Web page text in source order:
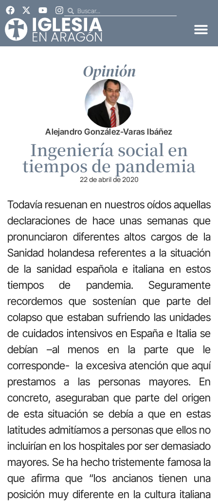
Opinión
Alejandro González-Varas Ibáñez
Ingeniería social en
tiempos de pandemia
22 de abril de 2020
Todavía resuenan en nuestros oídos aquellas
declaraciones de hace unas semanas que
pronunciaron diferentes altos cargos de la
Sanidad holandesa referentes a la situación
de la sanidad española e italiana en estos
tiempos de pandemia. Seguramente
recordemos que sostenían que parte del
colapso que estaban sufriendo las unidades
de cuidados intensivos en España e Italia se
debían –al menos en la parte que le
corresponde- la excesiva atención que aquí
prestamos a las personas mayores. En
concreto, aseguraban que parte del origen
de esta situación se debía a que en estas
latitudes admitíamos a personas que ellos no
incluirían en los hospitales por ser demasiado
mayores. Se ha hecho tristemente famosa la
que afirma que “los ancianos tienen una
posición muy diferente en la cultura italiana